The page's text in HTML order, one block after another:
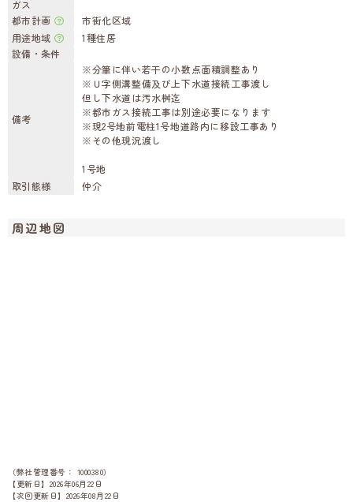
ガス
都市計画
市街化区域
用途地域
1種住居
設備・条件
備考
※分筆に伴い若干の小数点面積調整あり
※Ｕ字側溝整備及び上下水道接続工事渡し
但し下水道は汚水桝迄
※都市ガス接続工事は別途必要になります
※現2号地前電柱1号地道路内に移設工事あり
※その他現況渡し
1号地
取引態様
仲介
周辺地図
（弊社管理番号： 1000380）
【更新日】2026年06月22日
【次回更新日】2026年08月22日